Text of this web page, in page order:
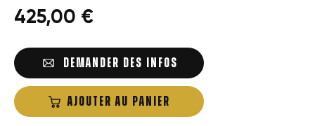
425,00 €
DEMANDER DES INFOS
AJOUTER AU PANIER